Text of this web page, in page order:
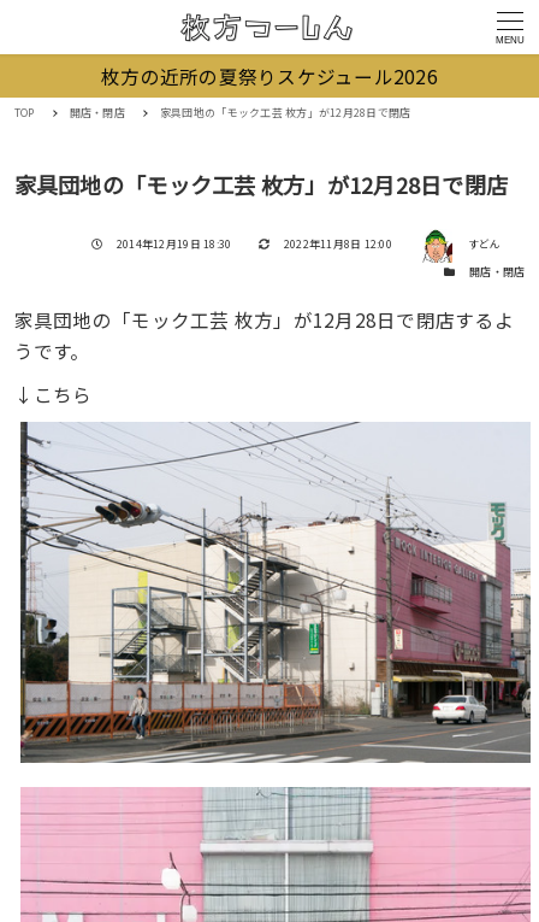
MENU
枚方の近所の夏祭りスケジュール2026
TOP 開店・閉店 家具団地の「モック工芸 枚方」が12月28日で閉店
家具団地の「モック工芸 枚方」が12月28日で閉店
投稿日
2014年12月19日 18:30 更新日
2022年11月8日 12:00 著者
すどん
カテゴリー開店・閉店
家具団地の「モック工芸 枚方」が12月28日で閉店するよ
うです。
↓こちら